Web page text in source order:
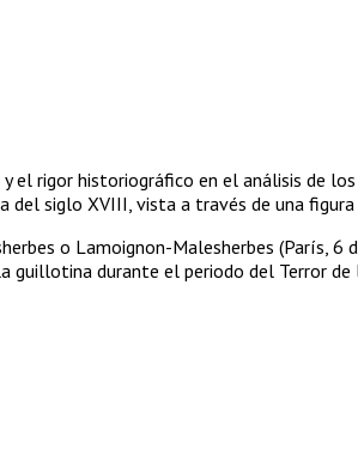
rigor historiográfico en el análisis de
siglo XVIII, vista a través de una
o Lamoignon-Malesherbes (París,
guillotina durante el periodo del Terror de